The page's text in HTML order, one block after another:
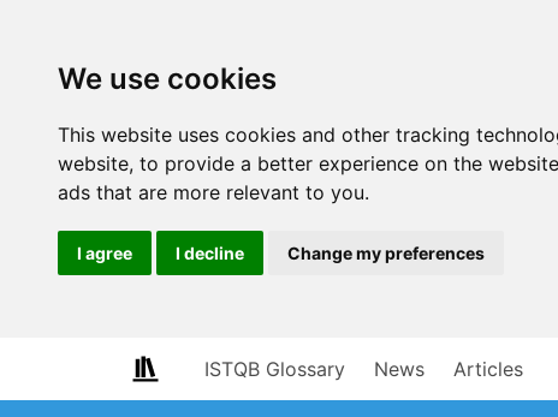
We use cookies
This website uses cookies and other tracking
website, to provide a better experience on the website
ads that are more relevant to you.
I agree I decline Change my preferences
ISTQB Glossary News Articles